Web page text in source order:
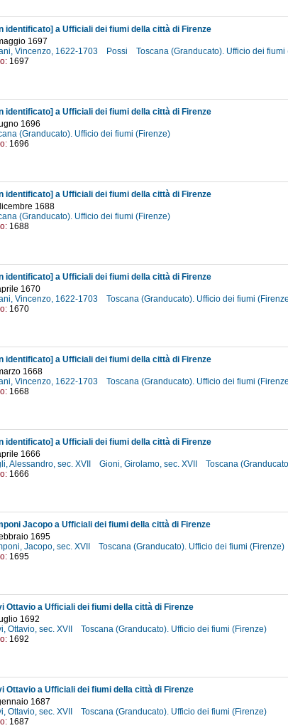
identificato] a Ufficiali dei fiumi della città di Firenze
1697
Vincenzo, 1622-1703
Possi
Toscana (Granducato). Ufficio dei fiumi
1697
identificato] a Ufficiali dei fiumi della città di Firenze
1696
(Granducato). Ufficio dei fiumi (Firenze)
1696
identificato] a Ufficiali dei fiumi della città di Firenze
1688
(Granducato). Ufficio dei fiumi (Firenze)
1688
identificato] a Ufficiali dei fiumi della città di Firenze
1670
Vincenzo, 1622-1703
Toscana (Granducato). Ufficio dei fiumi
1670
identificato] a Ufficiali dei fiumi della città di Firenze
1668
Vincenzo, 1622-1703
Toscana (Granducato). Ufficio dei fiumi
1668
identificato] a Ufficiali dei fiumi della città di Firenze
1666
Alessandro, sec. XVII
Gioni, Girolamo, sec. XVII
Toscana
1666
Jacopo a Ufficiali dei fiumi della città di Firenze
1695
Jacopo, sec. XVII
Toscana (Granducato). Ufficio dei fiumi (Firenze)
1695
Ottavio a Ufficiali dei fiumi della città di Firenze
1692
Ottavio, sec. XVII
Toscana (Granducato). Ufficio dei fiumi (Firenze)
1692
Ottavio a Ufficiali dei fiumi della città di Firenze
1687
Ottavio, sec. XVII
Toscana (Granducato). Ufficio dei fiumi (Firenze)
1687